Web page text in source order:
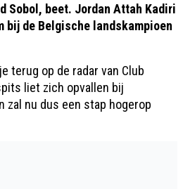
Sobol, beet. Jordan Attah Kadiri
bij de Belgische landskampioen
terug op de radar van Club
liet zich opvallen bij
zal nu dus een stap hogerop